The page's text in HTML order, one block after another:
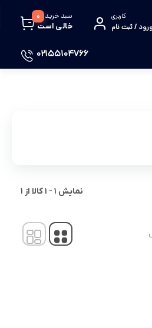
کاربری
/ ثبت نام
سبد خرید
خالی است
0
02155104766
نمایش 1
-
1کالا از 1